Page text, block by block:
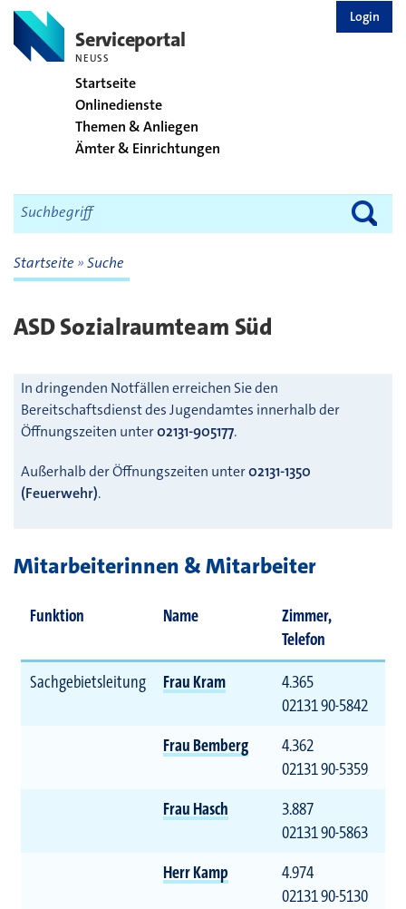
Serviceportal
NEUSS
Startseite
Onlinedienste
Themen & Anliegen
Ämter & Einrichtungen
Login
Startseite Suche
ASD Sozialraumteam Süd
In dringenden Notfällen erreichen Sie den
Bereitschaftsdienst des Jugendamtes innerhalb der
Öffnungszeiten unter02131-905177.
Außerhalb der Öffnungszeiten unter02131-1350
(Feuerwehr).
Mitarbeiterinnen & Mitarbeiter
Funktion Name
Zimmer,
Telefon
Sachgebietsleitung
Frau Kram
4.365
02131 90-5842
Frau Bemberg
4.362
02131 90-5359
Frau Hasch
3.887
02131 90-5863
Herr Kamp
4.974
02131 90-5130